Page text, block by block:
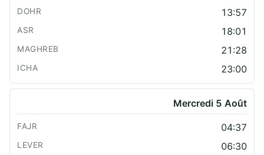
13:57
18:01
21:28
23:00
Mercredi 5 Août
04:37
06:30